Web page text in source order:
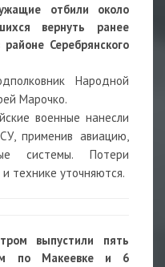
отбили около
вернуть ранее
Серебрянского
Народной
Марочко.
военные нанесли
применив авиацию,
системы. Потери
технике уточняются.
выпустили
пять
по Макеевке и 6